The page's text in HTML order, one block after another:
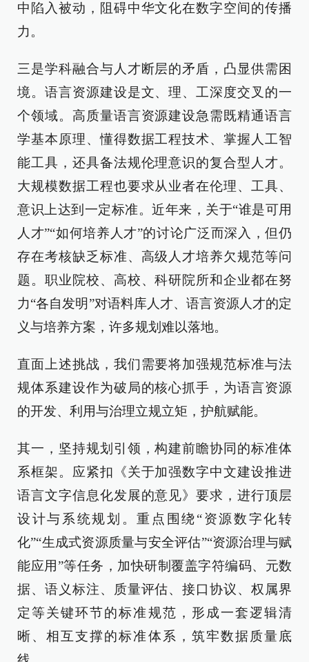
中陷入被动，阻碍中华文化在数字空间的传播
力。
三是学科融合与人才断层的矛盾，凸显供需困
境。语言资源建设是文、理、工深度交叉的一
个领域。高质量语言资源建设急需既精通语言
学基本原理、懂得数据工程技术、掌握人工智
能工具，还具备法规伦理意识的复合型人才。
大规模数据工程也要求从业者在伦理、工具、
意识上达到一定标准。近年来，关于“谁是可用
人才”“如何培养人才”的讨论广泛而深入，但仍
存在考核缺乏标准、高级人才培养欠规范等问
题。职业院校、高校、科研院所和企业都在努
力“各自发明”对语料库人才、语言资源人才的定
义与培养方案，许多规划难以落地。
直面上述挑战，我们需要将加强规范标准与法
规体系建设作为破局的核心抓手，为语言资源
的开发、利用与治理立规立矩，护航赋能。
其一，坚持规划引领，构建前瞻协同的标准体
系框架。应紧扣《关于加强数字中文建设推进
语言文字信息化发展的意见》要求，进行顶层
设计与系统规划。重点围绕“资源数字化转
化”“生成式资源质量与安全评估”“资源治理与赋
能应用”等任务，加快研制覆盖字符编码、元数
据、语义标注、质量评估、接口协议、权属界
定等关键环节的标准规范，形成一套逻辑清
晰、相互支撑的标准体系，筑牢数据质量底